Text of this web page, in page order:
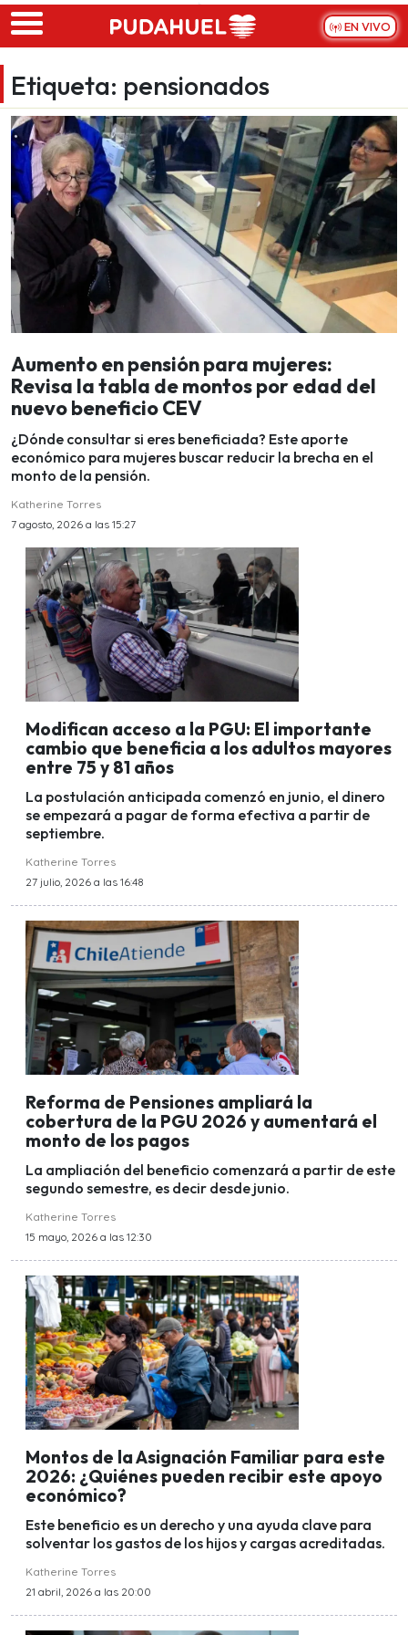
Skip to main content
EN VIVO
Etiqueta: pensionados
Aumento en pensión para mujeres:
Revisa la tabla de montos por edad del
nuevo beneficio CEV
¿Dónde consultar si eres beneficiada? Este aporte
económico para mujeres buscar reducir la brecha en el
monto de la pensión.
Katherine Torres
7 agosto, 2026 a las 15:27
Modifican acceso a la PGU: El importante
cambio que beneficia a los adultos mayores
entre 75 y 81 años
La postulación anticipada comenzó en junio, el dinero
se empezará a pagar de forma efectiva a partir de
septiembre.
Katherine Torres
27 julio, 2026 a las 16:48
Reforma de Pensiones ampliará la
cobertura de la PGU 2026 y aumentará el
monto de los pagos
La ampliación del beneficio comenzará a partir de este
segundo semestre, es decir desde junio.
Katherine Torres
15 mayo, 2026 a las 12:30
Montos de la Asignación Familiar para este
2026: ¿Quiénes pueden recibir este apoyo
económico?
Este beneficio es un derecho y una ayuda clave para
solventar los gastos de los hijos y cargas acreditadas.
Katherine Torres
21 abril, 2026 a las 20:00